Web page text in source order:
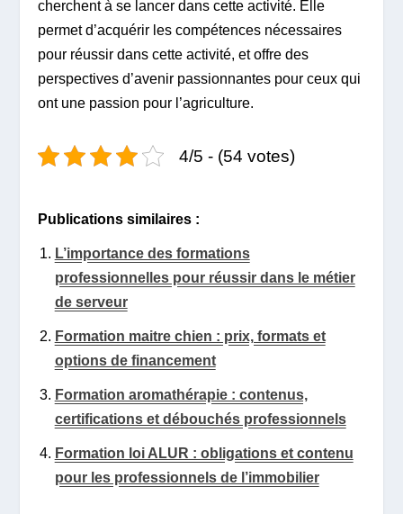
cherchent à se lancer dans cette activité. Elle
permet d’acquérir les compétences nécessaires
pour réussir dans cette activité, et offre des
perspectives d’avenir passionnantes pour ceux qui
ont une passion pour l’agriculture.
4/5 - (54 votes)
Publications similaires :
L’importance des formations
professionnelles pour réussir dans le métier
de serveur
Formation maitre chien : prix, formats et
options de financement
Formation aromathérapie : contenus,
certifications et débouchés professionnels
Formation loi ALUR : obligations et contenu
pour les professionnels de l’immobilier